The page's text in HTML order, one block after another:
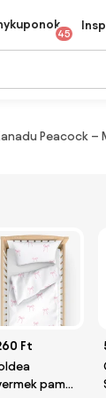
45
Peacock –
Ft
pamut